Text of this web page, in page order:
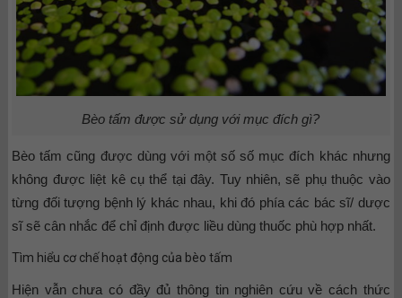
Bèo tấm được sử dụng với mục đích gì?
Bèo tấm cũng được dùng với một số số mục đích khác nhưng
không được liệt kê cụ thể tại đây. Tuy nhiên, sẽ phụ thuộc vào
từng đối tượng bệnh lý khác nhau, khi đó phía các bác sĩ/ dược
sĩ sẽ cân nhắc để chỉ định được liều dùng thuốc phù hợp nhất.
Tìm hiểu cơ chế hoạt động của bèo tấm
Hiện vẫn chưa có đầy đủ thông tin nghiên cứu về cách thức